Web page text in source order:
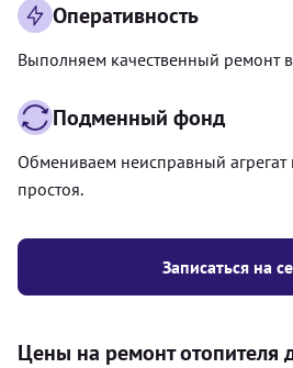
Записаться на
Оперативность
Выполняем качественный ремонт
Подменный фонд
Обмениваем неисправный
простоя.
Цены на ремонт отопителя